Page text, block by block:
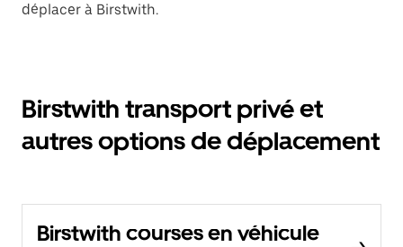
déplacer à Birstwith.
Birstwith transport privé et
autres options de déplacement
Birstwith courses en véhicule